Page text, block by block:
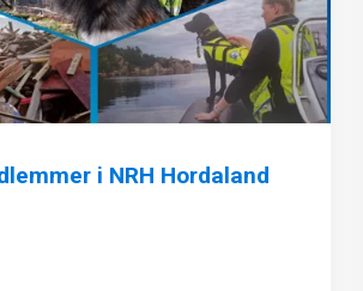
i NRH Hordaland